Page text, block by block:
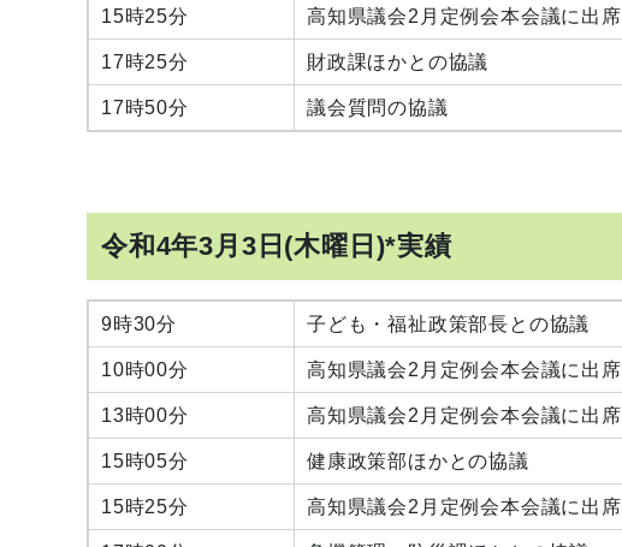
15時25分 高知県議会2月定例会本会議に出席
17時25分 財政課ほかとの協議
17時50分 議会質問の協議
令和4年3月3日(木曜日)*実績
9時30分 子ども・福祉政策部長との協議
10時00分 高知県議会2月定例会本会議に出席
13時00分 高知県議会2月定例会本会議に出席
15時05分 健康政策部ほかとの協議
15時25分 高知県議会2月定例会本会議に出席